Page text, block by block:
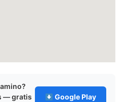
— gratis
Google Play